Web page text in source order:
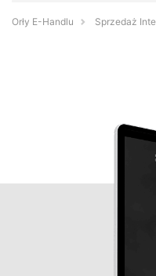
Orły E-Handlu Sprzedaż